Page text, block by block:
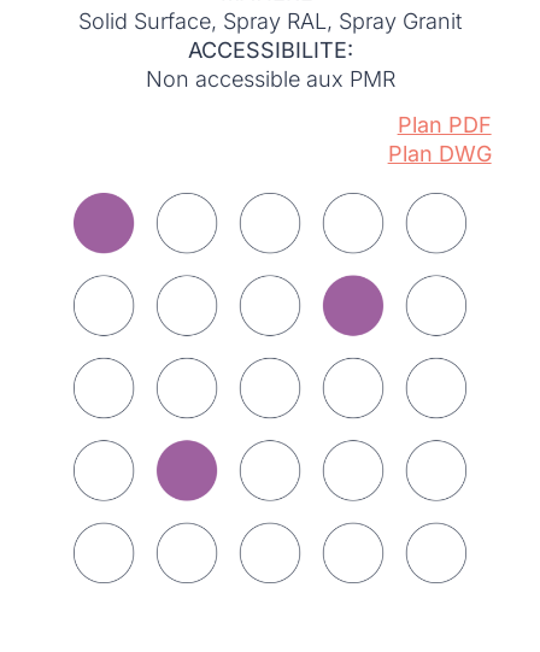
Solid Surface, Spray RAL, Spray Granit
ACCESSIBILITE:
Non accessible aux PMR
Plan PDF
Plan DWG